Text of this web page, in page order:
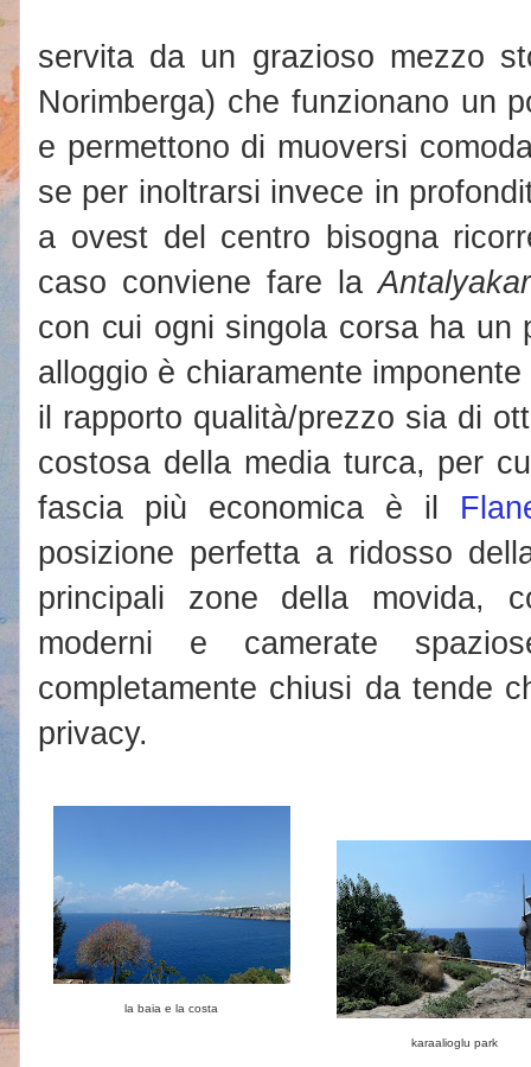
servita da un grazioso mezzo
Norimberga) che funzionano un
e permettono di muoversi
se per inoltrarsi invece in
a ovest del centro bisogna
caso conviene fare la
con cui ogni singola corsa ha un
alloggio è chiaramente
il rapporto qualità/prezzo sia di
costosa della media turca, per
fascia più economica è il
posizione perfetta a ridosso
principali zone della movida,
moderni e camerate
completamente chiusi da tende
privacy.
la baia e la costa
karaalioglu park